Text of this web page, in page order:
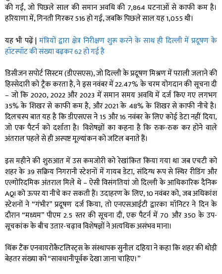
की गईं, जो पिछले साल की समान अवधि की 7,864 घटनाओं से काफी कम है।
हरियाणा में, गिनती गिरकर 516 हो गई, जबकि पिछले साल यह 1,055 थी।
यह भी पढ़ें |मंत्रियों द्वारा क्षेत्र निरीक्षण शुरू करने के साथ ही दिल्ली में प्रदूषण के
हॉटस्पॉट की संख्या बढ़कर 62 हो गई है
डिसीजन सपोर्ट सिस्टम (डीएसएस), जो दिल्ली के प्रदूषण मिश्रण में पराली जलाने की
हिस्सेदारी को ट्रैक करता है, ने इस नवंबर में 22.47% के चरम योगदान की सूचना दी
– जो कि 2020, 2022 और 2023 में समान समय अवधि में दर्ज किए गए लगभग
35% के शिखर से काफी कम है, और 2021 के 48% के शिखर से काफी नीचे है।
दिलचस्प बात यह है कि डीएसएस ने 15 और 16 नवंबर के लिए कोई डेटा नहीं दिया,
जो एक पैटर्न को दर्शाता है। विशेषज्ञों का कहना है कि रुक-रुक कर होने वाले
अंतराल पहले से ही अस्पष्ट मूल्यांकन को जटिल बनाते हैं।
इस महीने की शुरुआत में उस कमजोरी को रेखांकित किया गया था जब एचटी को
शहर के 39 सक्रिय निगरानी स्टेशनों में गायब डेटा, संदिग्ध रूप से स्थिर रीडिंग और
एल्गोरिदमिक अंतराल मिले थे – ऐसी विसंगतियां जो दिल्ली के आधिकारिक दैनिक
AQI को ऊपर या नीचे कर सकती हैं। उदाहरण के लिए, 10 नवंबर को, जब अधिकांश
स्टेशनों ने “गंभीर” प्रदूषण दर्ज किया, तो एनएसआईटी द्वारका मॉनिटर ने दिन के
दौरान “मध्यम” पीएम 2.5 स्तर की सूचना दी, एक पैटर्न में 70 और 350 के उप-
सूचकांक के बीच उतार-चढ़ाव विशेषज्ञों ने अत्यधिक असंभव माना।
थिंक टैंक एनवायरोकैटलिस्ट्स के संस्थापक सुनील दहिया ने कहा कि शहर की थोड़ी
बेहतर संख्या को “सावधानीपूर्वक देखा जाना चाहिए।”